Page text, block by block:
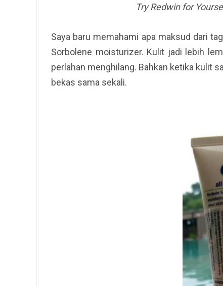
Try Redwin for
Saya baru memahami apa maksud dari
Sorbolene moisturizer. Kulit jadi lebih
perlahan menghilang. Bahkan ketika kulit
bekas sama sekali.